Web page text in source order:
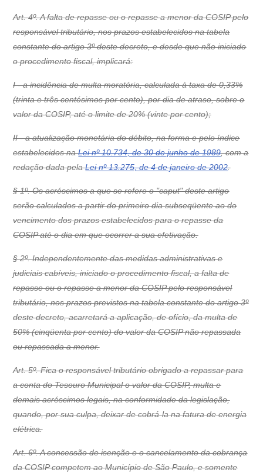
Art. 4º. A falta de repasse ou o repasse a menor da COSIP pelo
responsável tributário, nos prazos estabelecidos na tabela
constante do artigo 3º deste decreto, e desde que não iniciado
o procedimento fiscal, implicará:
I - a incidência de multa moratória, calculada à taxa de 0,33%
(trinta e três centésimos por cento), por dia de atraso, sobre o
valor da COSIP, até o limite de 20% (vinte por cento);
II - a atualização monetária do débito, na forma e pelo índice
estabelecidos naLei nº 10.734, de 30 de junho de 1989, com a
redação dada pelaLei nº 13.275, de 4 de janeiro de 2002.
§ 1º. Os acréscimos a que se refere o "caput" deste artigo
serão calculados a partir do primeiro dia subseqüente ao do
vencimento dos prazos estabelecidos para o repasse da
COSIP até o dia em que ocorrer a sua efetivação.
§ 2º. Independentemente das medidas administrativas e
judiciais cabíveis, iniciado o procedimento fiscal, a falta de
repasse ou o repasse a menor da COSIP pelo responsável
tributário, nos prazos previstos na tabela constante do artigo 3º
deste decreto, acarretará a aplicação, de ofício, da multa de
50% (cinqüenta por cento) do valor da COSIP não repassada
ou repassada a menor.
Art. 5º. Fica o responsável tributário obrigado a repassar para
a conta do Tesouro Municipal o valor da COSIP, multa e
demais acréscimos legais, na conformidade da legislação,
quando, por sua culpa, deixar de cobrá-la na fatura de energia
elétrica.
Art. 6º. A concessão de isenção e o cancelamento da cobrança
da COSIP competem ao Município de São Paulo, e somente